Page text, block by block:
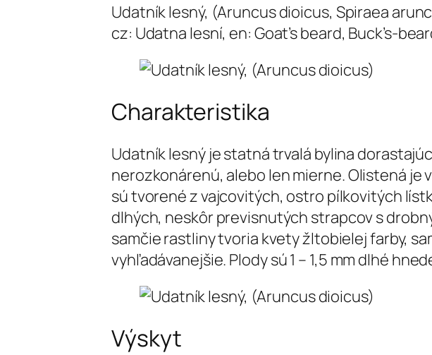
Udatník lesný, (Aruncus dioicus, Spiraea
cz: Udatna lesní, en: Goat’s beard, Buck’s-
Charakteristika
Udatník lesný je statná trvalá bylina
nerozkonárenú, alebo len mierne. Olistená
sú tvorené z vajcovitých, ostro pílkovitých
dlhých, neskôr previsnutých strapcov s
samčie rastliny tvoria kvety žltobielej farby,
vyhľadávanejšie. Plody sú 1 – 1,5 mm dlhé
Výskyt